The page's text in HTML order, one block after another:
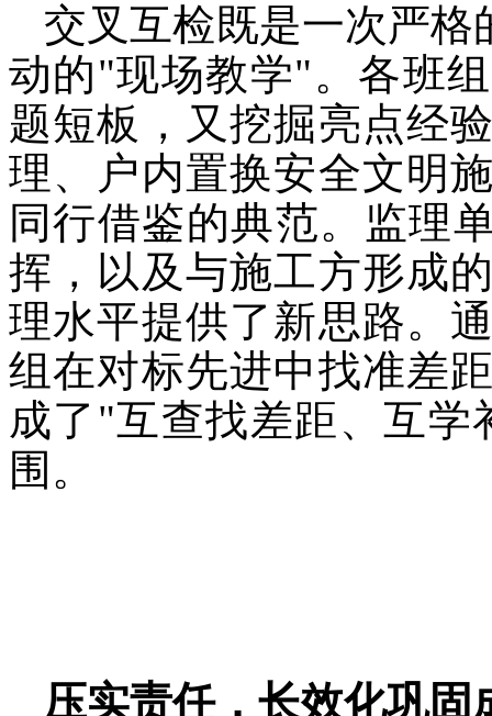
交叉互检既是一次严
动的"现场教学"。各班
题短板，又挖掘亮点经
理、户内置换安全文明
同行借鉴的典范。监理
挥，以及与施工方形成
理水平提供了新思路。
组在对标先进中找准差
成了"互查找差距、互
围。
压实责任，长效化巩固